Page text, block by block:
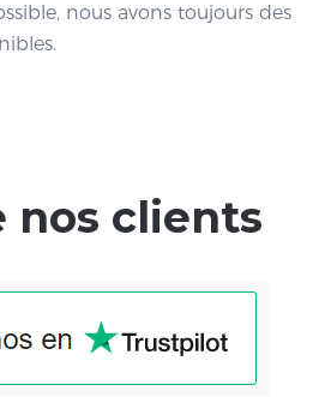
nous avons toujours des
nos clients